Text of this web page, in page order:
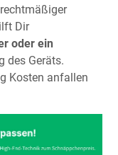
Dir
oder ein
des Geräts.
Kosten anfallen